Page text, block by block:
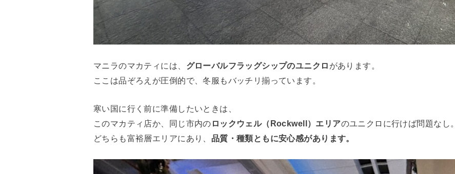
マニラのマカティには、 グローバルフラッグシップのユニクロ があります。
ここは品ぞろえが圧倒的で、冬服もバッチリ揃っています。
寒い国に行く前に準備したいときは、
このマカティ店か、同じ市内の ロックウェル（Rockwell）エリアのユニクロに行けば問題なし。
どちらも富裕層エリアにあり、 品質・種類ともに安心感があります。